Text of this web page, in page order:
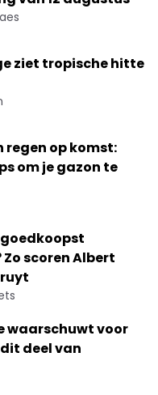
ziet tropische hitte
regen op komst:
om je gazon te
scoren Albert
waarschuwt voor
deel van